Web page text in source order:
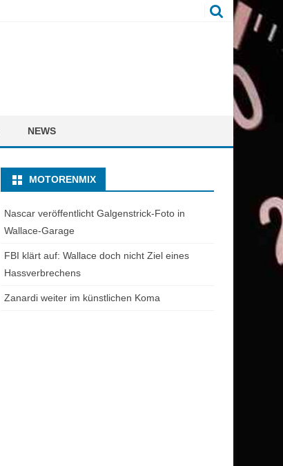
NEWS
MOTORENMIX
Nascar veröffentlicht Galgenstrick-Foto in
Wallace-Garage
FBI klärt auf: Wallace doch nicht Ziel eines
Hassverbrechens
Zanardi weiter im künstlichen Koma